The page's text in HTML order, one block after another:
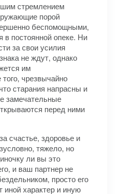
стремлением
порой
беспомощными,
постоянной опеке. Ни
за свои усилия
не ждут, однако
им
чрезвычайно
старания напрасны и
замечательные
перед ними
счастье, здоровье и
тяжело, но
ли вы это
и ваш партнер не
просто его
иной характер и иную